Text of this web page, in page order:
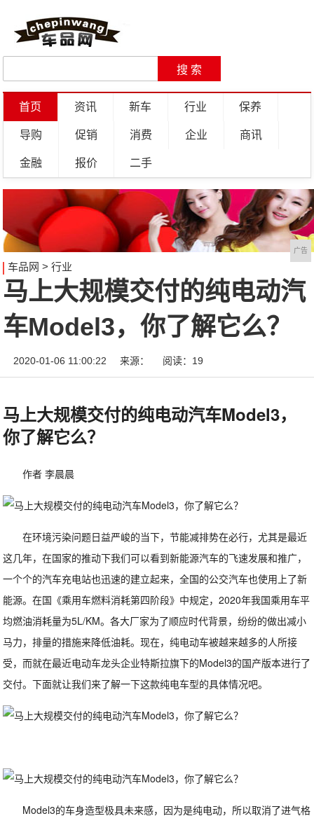
首页 资讯 新车 行业 保养
导购 促销 消费 企业 商讯
金融 报价 二手
广告
车品网 > 行业
马上大规模交付的纯电动汽
车Model3，你了解它么？
2020-01-06 11:00:22 来源： 阅读：19
马上大规模交付的纯电动汽车Model3，
你了解它么？
作者 李晨晨
在环境污染问题日益严峻的当下，节能减排势在必行，尤其是最近
这几年，在国家的推动下我们可以看到新能源汽车的飞速发展和推广，
一个个的汽车充电站也迅速的建立起来，全国的公交汽车也使用上了新
能源。在国《乘用车燃料消耗第四阶段》中规定，2020年我国乘用车平
均燃油消耗量为5L/KM。各大厂家为了顺应时代背景，纷纷的做出减小
马力，排量的措施来降低油耗。现在，纯电动车被越来越多的人所接
受，而就在最近电动车龙头企业特斯拉旗下的Model3的国产版本进行了
交付。下面就让我们来了解一下这款纯电车型的具体情况吧。
Model3的车身造型极具未来感，因为是纯电动，所以取消了进气格